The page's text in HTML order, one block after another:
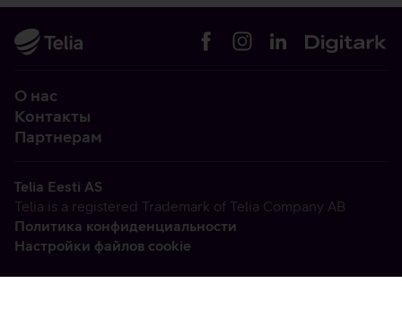
О нас
Контакты
Партнерам
Telia Eesti AS
Telia is a registered Trademark of Telia Company AB
Политика конфиденциальности
Настройки файлов cookie